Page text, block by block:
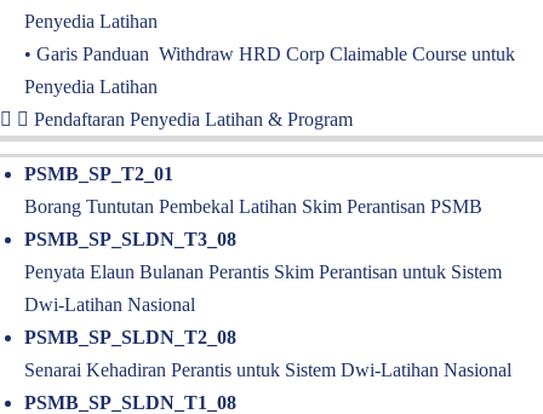
Penyedia Latihan
• Garis Panduan Withdraw HRD Corp Claimable Course untuk
Penyedia Latihan
Pendaftaran Penyedia Latihan & Program
PSMB_SP_T2_01
Borang Tuntutan Pembekal Latihan Skim Perantisan PSMB
PSMB_SP_SLDN_T3_08
Penyata Elaun Bulanan Perantis Skim Perantisan untuk Sistem
Dwi-Latihan Nasional
PSMB_SP_SLDN_T2_08
Senarai Kehadiran Perantis untuk Sistem Dwi-Latihan Nasional
PSMB_SP_SLDN_T1_08